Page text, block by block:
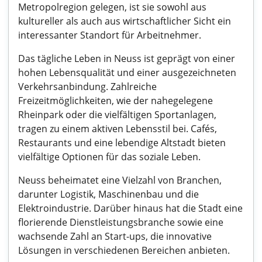
Metropolregion gelegen, ist sie sowohl aus
kultureller als auch aus wirtschaftlicher Sicht ein
interessanter Standort für Arbeitnehmer.
Das tägliche Leben in Neuss ist geprägt von einer
hohen Lebensqualität und einer ausgezeichneten
Verkehrsanbindung. Zahlreiche
Freizeitmöglichkeiten, wie der nahegelegene
Rheinpark oder die vielfältigen Sportanlagen,
tragen zu einem aktiven Lebensstil bei. Cafés,
Restaurants und eine lebendige Altstadt bieten
vielfältige Optionen für das soziale Leben.
Neuss beheimatet eine Vielzahl von Branchen,
darunter Logistik, Maschinenbau und die
Elektroindustrie. Darüber hinaus hat die Stadt eine
florierende Dienstleistungsbranche sowie eine
wachsende Zahl an Start-ups, die innovative
Lösungen in verschiedenen Bereichen anbieten.